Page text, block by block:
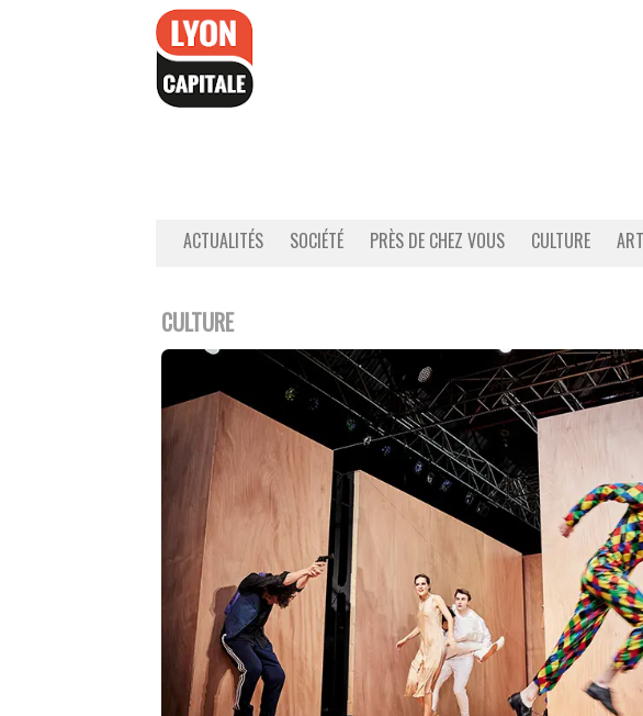
ACTUALITÉS SOCIÉTÉ PRÈS DE CHEZ VOUS CULTURE
CULTURE